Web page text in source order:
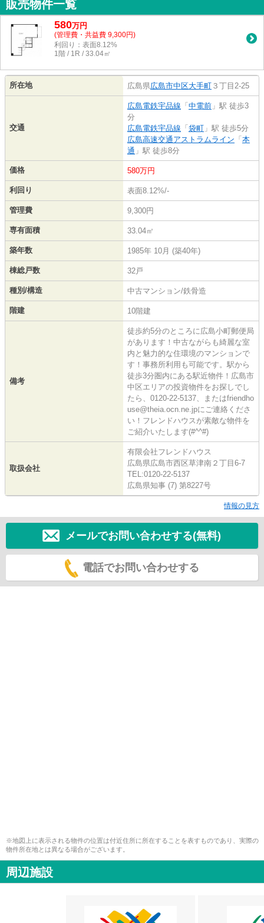
販売物件一覧
580万円
(管理費・共益費 9,300円)
利回り：表面8.12%
1階 / 1R / 33.04㎡
所在地 広島県広島市中区大手町 ３丁目2-25
交通
広島電鉄宇品線 「 中電前 」駅 徒歩3
分
広島電鉄宇品線 「 袋町 」駅 徒歩5分
広島高速交通アストラムライン 「 本
通 」駅 徒歩8分
価格 580万円
利回り 表面8.12%/-
管理費 9,300円
専有面積 33.04㎡
築年数 1985年 10月 (築40年)
棟総戸数 32戸
種別/構造 中古マンション/鉄骨造
階建 10階建
備考
徒歩約5分のところに広島小町郵便局
があります！中古ながらも綺麗な室
内と魅力的な住環境のマンションで
す！事務所利用も可能です。駅から
徒歩3分圏内にある駅近物件！広島市
中区エリアの投資物件をお探しでし
たら、0120-22-5137、またはfriendho
use@theia.ocn.ne.jpにご連絡くださ
い！フレンドハウスが素敵な物件を
ご紹介いたします(#^^#)
取扱会社
有限会社フレンドハウス
広島県広島市西区草津南２丁目6-7
TEL:0120-22-5137
広島県知事 (7) 第8227号
情報の見方
メールでお問い合わせする(無料)
電話でお問い合わせする
※地図上に表示される物件の位置は付近住所に所在することを表すものであり、実際の
物件所在地とは異なる場合がございます。
周辺施設